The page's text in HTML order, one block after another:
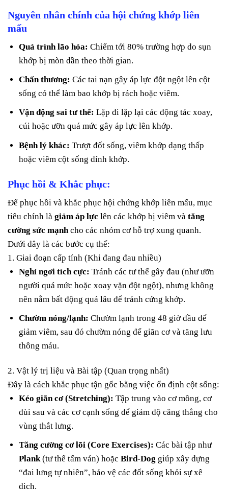
Nguyên nhân chính của hội chứng khớp liên
mấu
Quá trình lão hóa: Chiếm tới 80% trường hợp do sụn
khớp bị mòn dần theo thời gian.
Chấn thương: Các tai nạn gây áp lực đột ngột lên cột
sống có thể làm bao khớp bị rách hoặc viêm.
Vận động sai tư thế: Lặp đi lặp lại các động tác xoay,
cúi hoặc ưỡn quá mức gây áp lực lên khớp.
Bệnh lý khác: Trượt đốt sống, viêm khớp dạng thấp
hoặc viêm cột sống dính khớp.
Phục hồi & Khắc phục:
Để phục hồi và khắc phục hội chứng khớp liên mấu, mục
tiêu chính là giảm áp lực lên các khớp bị viêm và tăng
cường sức mạnhcho các nhóm cơ hỗ trợ xung quanh.
Dưới đây là các bước cụ thể:
1. Giai đoạn cấp tính (Khi đang đau nhiều)
Nghỉ ngơi tích cực: Tránh các tư thế gây đau (như ưỡn
người quá mức hoặc xoay vặn đột ngột), nhưng không
nên nằm bất động quá lâu để tránh cứng khớp.
Chườm nóng/lạnh: Chườm lạnh trong 48 giờ đầu để
giảm viêm, sau đó chườm nóng để giãn cơ và tăng lưu
thông máu.
2. Vật lý trị liệu và Bài tập (Quan trọng nhất)
Đây là cách khắc phục tận gốc bằng việc ổn định cột sống:
Kéo giãn cơ (Stretching): Tập trung vào cơ mông, cơ
đùi sau và các cơ cạnh sống để giảm độ căng thẳng cho
vùng thắt lưng.
Tăng cường cơ lõi (Core Exercises): Các bài tập như
Plank(tư thế tấm ván) hoặcBird-Dog giúp xây dựng
“đai lưng tự nhiên”, bảo vệ các đốt sống khỏi sự xê
dịch.